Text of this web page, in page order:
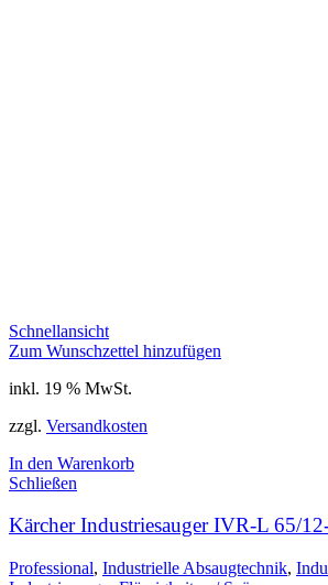
Schnellansicht
Zum Wunschzettel hinzufügen
inkl. 19 % MwSt.
zzgl. Versandkosten
In den Warenkorb
Schließen
Kärcher Industriesauger IVR-L 65/
Professional, Industrielle Absaugtechnik,